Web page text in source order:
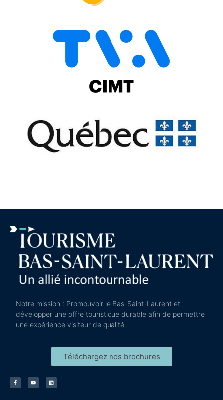
Notre mission : Promouvoir le Bas-Saint-Laurent et
développer une offre touristique durable afin de permettre
une expérience visiteur de qualité.
Téléchargez nos brochures